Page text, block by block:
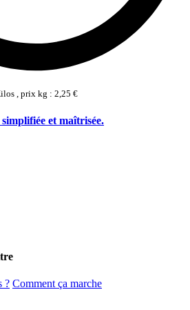
, prix kg : 2,25 €
et maîtrisée.
? Comment ça marche